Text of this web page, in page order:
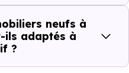
moyen
maximum
neufs à
ils adaptés à
?